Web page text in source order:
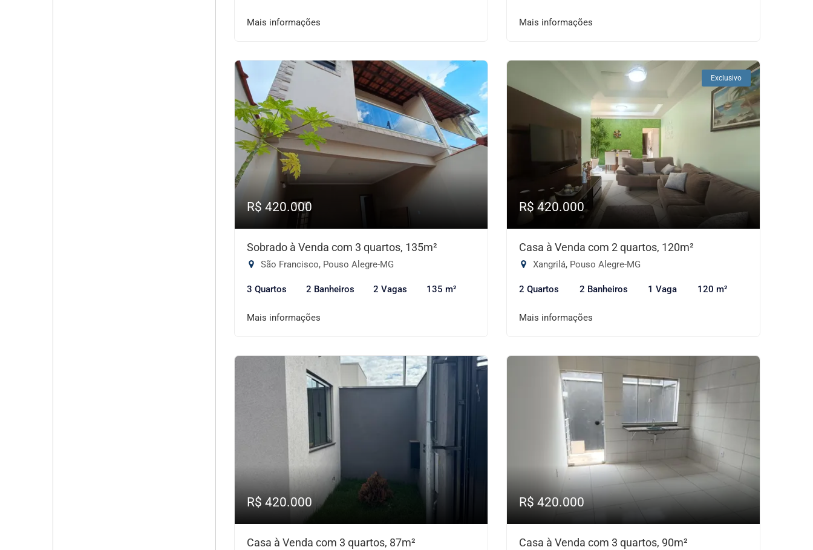
Mais informações Mais informações
R$ 420.000
Sobrado à Venda com 3 quartos, 135m²
São Francisco, Pouso Alegre-MG
3 Quartos 2 Banheiros 2 Vagas 135 m²
Mais informações
Exclusivo
R$ 420.000
Casa à Venda com 2 quartos, 120m²
Xangrilá, Pouso Alegre-MG
2 Quartos 2 Banheiros 1 Vaga 120 m²
Mais informações
R$ 420.000
Casa à Venda com 3 quartos, 87m²
R$ 420.000
Casa à Venda com 3 quartos, 90m²